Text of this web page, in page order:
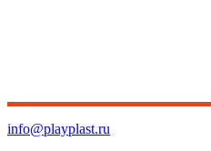
info@playplast.ru